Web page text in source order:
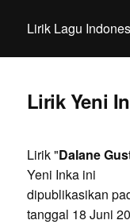
Lirik Lagu
Lirik Yeni
Lirik "Dalane
Yeni Inka ini
dipublikasikan
tanggal 18 Juni